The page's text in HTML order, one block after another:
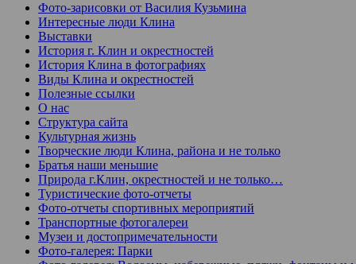
Фото-зарисовки от Василия Кузьмина
Интересные люди Клина
Выставки
История г. Клин и окрестностей
История Клина в фотографиях
Виды Клина и окрестностей
Полезные ссылки
О нас
Структура сайта
Культурная жизнь
Творческие люди Клина, района и не только
Братья наши меньшие
Природа г.Клин, окрестностей и не только…
Туристические фото-отчеты
Фото-отчеты спортивных мероприятий
Транспортные фотогалереи
Музеи и достопримечательности
Фото-галерея: Парки